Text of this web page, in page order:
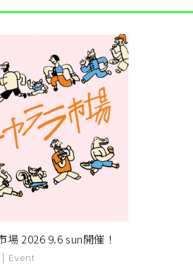
場 2026 9.6 sun開催！
Event